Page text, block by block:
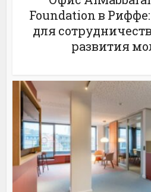
Foundation в
для
развития